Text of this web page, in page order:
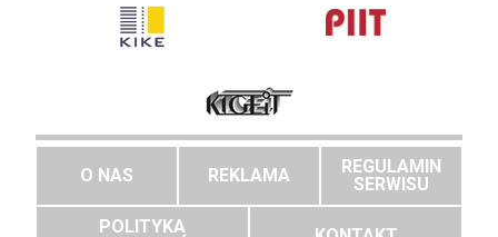
O NAS REKLAMA
REGULAMIN
SERWISU
POLITYKA